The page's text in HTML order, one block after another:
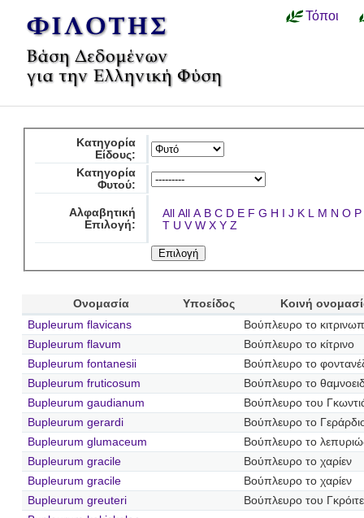
Τόποι
Κατηγορία
Είδους:
Κατηγορία
Φυτού:
Αλφαβητική
Επιλογή:
All All A B C D E F G H I J K L M N O P
T U V W X Y Z
Ονομασία Υποείδος
Κοινή
Bupleurum flavicans
Βούπλευρο το
Bupleurum flavum
Βούπλευρο το κίτρινο
Bupleurum fontanesii
Βούπλευρο το
Bupleurum fruticosum
Βούπλευρο το
Bupleurum gaudianum
Βούπλευρο του
Bupleurum gerardi
Βούπλευρο το
Bupleurum glumaceum
Βούπλευρο το
Bupleurum gracile
Βούπλευρο το χαρίεν
Bupleurum gracile
Βούπλευρο το χαρίεν
Bupleurum greuteri
Βούπλευρο του